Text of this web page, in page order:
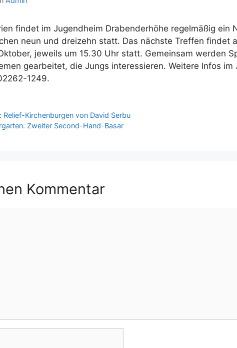
findet im Jugendheim Drabenderhöhe regelmäßig ein
neun und dreizehn statt. Das nächste Treffen findet
jeweils um 15.30 Uhr statt. Gemeinsam werden
gearbeitet, die Jungs interessieren. Weitere Infos im
1249.
Relief-Kirchenburgen von David Serbu
Zweiter Second-Hand-Basar
Kommentar